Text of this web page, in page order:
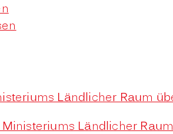
Ländlicher Raum
Ländlicher